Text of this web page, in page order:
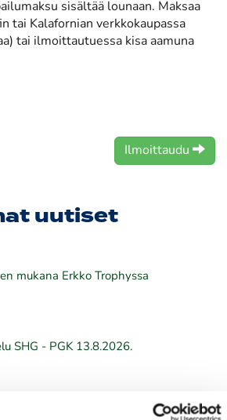
sisältää lounaan. Maksaa
tai Kalafornian verkkokaupassa
tai ilmoittautuessa kisa aamuna
Ilmoittaudu
uutiset
mukana Erkko Trophyssa
SHG - PGK 13.8.2026.
seuran mestaruudesta pelataan